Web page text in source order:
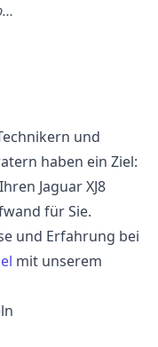
und
haben ein Ziel:
Jaguar XJ8
für Sie.
und Erfahrung bei
mit unserem